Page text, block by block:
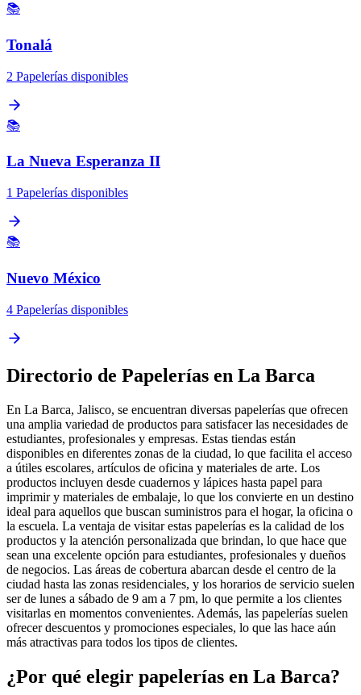
📚
Tonalá
2 Papelerías disponibles
📚
La Nueva Esperanza II
1 Papelerías disponibles
📚
Nuevo México
4 Papelerías disponibles
Directorio de Papelerías en La Barca
En La Barca, Jalisco, se encuentran diversas papelerías que ofrecen
una amplia variedad de productos para satisfacer las necesidades de
estudiantes, profesionales y empresas. Estas tiendas están
disponibles en diferentes zonas de la ciudad, lo que facilita el acceso
a útiles escolares, artículos de oficina y materiales de arte. Los
productos incluyen desde cuadernos y lápices hasta papel para
imprimir y materiales de embalaje, lo que los convierte en un destino
ideal para aquellos que buscan suministros para el hogar, la oficina o
la escuela. La ventaja de visitar estas papelerías es la calidad de los
productos y la atención personalizada que brindan, lo que hace que
sean una excelente opción para estudiantes, profesionales y dueños
de negocios. Las áreas de cobertura abarcan desde el centro de la
ciudad hasta las zonas residenciales, y los horarios de servicio suelen
ser de lunes a sábado de 9 am a 7 pm, lo que permite a los clientes
visitarlas en momentos convenientes. Además, las papelerías suelen
ofrecer descuentos y promociones especiales, lo que las hace aún
más atractivas para todos los tipos de clientes.
¿Por qué elegir papelerías en La Barca?